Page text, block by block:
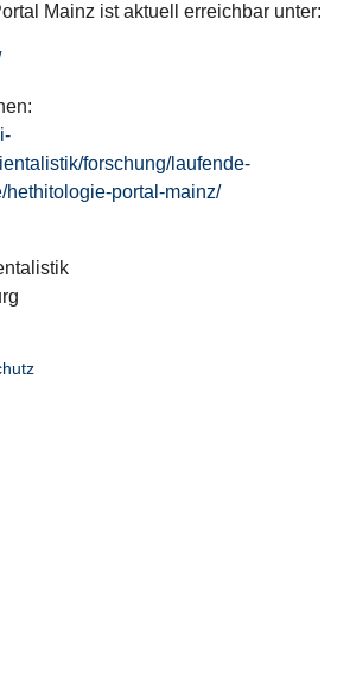
Mainz ist aktuell erreichbar unter:
forschung/laufende-
hethitologie-portal-mainz/